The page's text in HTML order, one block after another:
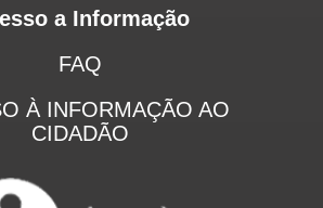
a Informação
FAQ
À INFORMAÇÃO AO
CIDADÃO